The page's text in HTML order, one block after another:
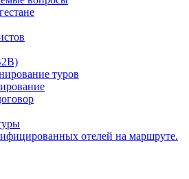
туров
отелей на маршруте.